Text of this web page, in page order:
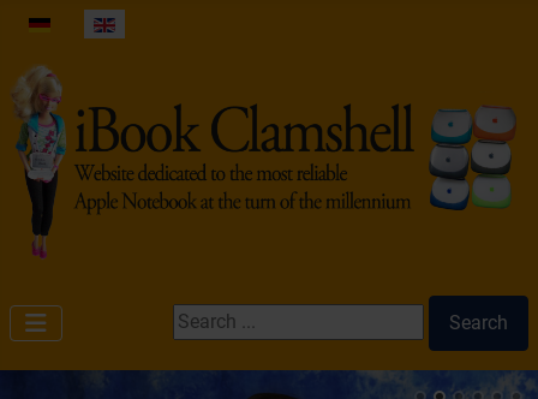
Select your language
Search ...
Search